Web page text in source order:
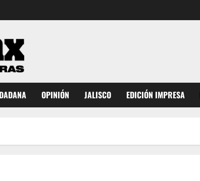
OPINIÓN JALISCO EDICIÓN IMPRESA